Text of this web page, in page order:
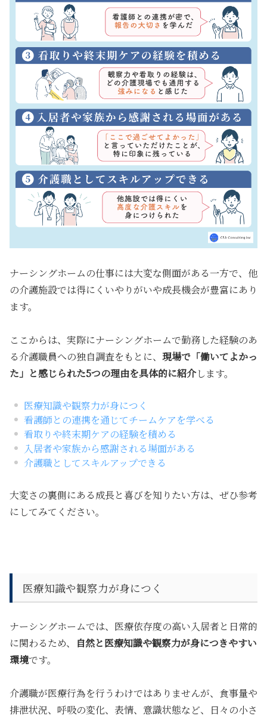
ナーシングホームの仕事には大変な側面がある一方で、他
の介護施設では得にくいやりがいや成長機会が豊富にあり
ます。
ここからは、実際にナーシングホームで勤務した経験のあ
る介護職員への独自調査をもとに、 現場で「働いてよかっ
た」と感じられた5つの理由を具体的に紹介します。
医療知識や観察力が身につく
看護師との連携を通じてチームケアを学べる
看取りや終末期ケアの経験を積める
入居者や家族から感謝される場面がある
介護職としてスキルアップできる
大変さの裏側にある成長と喜びを知りたい方は、ぜひ参考
にしてみてください。
医療知識や観察力が身につく
ナーシングホームでは、医療依存度の高い入居者と日常的
に関わるため、
自然と医療知識や観察力が身につきやすい
環境です。
介護職が医療行為を行うわけではありませんが、食事量や
排泄状況、呼吸の変化、表情、意識状態など、日々の小さ